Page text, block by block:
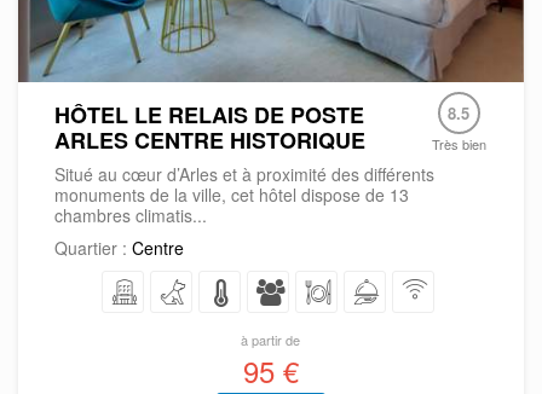
HÔTEL LE RELAIS DE POSTE
ARLES CENTRE HISTORIQUE
8.5
Très bien
Situé au cœur d’Arles et à proximité des différents
monuments de la ville, cet hôtel dispose de 13
chambres climatis...
Quartier : Centre
à partir de
95 €